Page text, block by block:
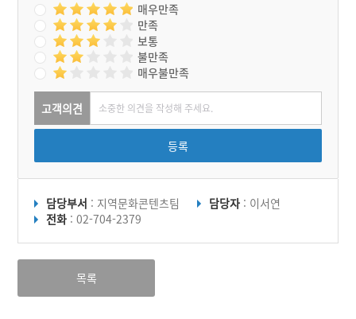
매우만족
만족
보통
불만족
매우불만족
고객의견
등록
담당부서 : 지역문화콘텐츠팀 담당자 : 이서연
전화 : 02-704-2379
목록